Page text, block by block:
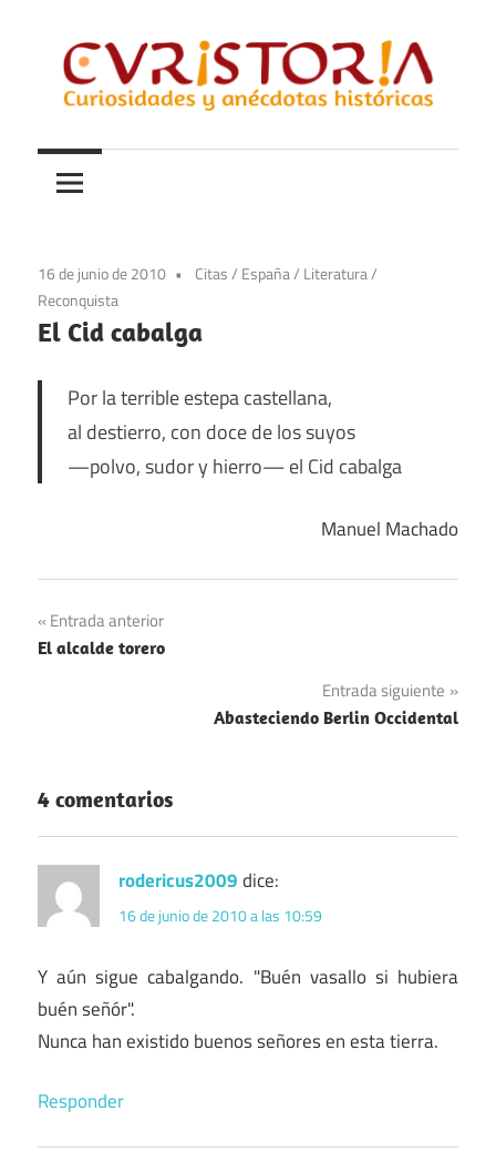
contenido
Curistoria
y
anécdotas
historia
16 de junio de 2010 Citas/ España/ Literatura/
Reconquista
El Cid cabalga
Por la terrible estepa castellana,
al destierro, con doce de los suyos
—polvo, sudor y hierro— el Cid cabalga
Manuel Machado
Navegación
de
Entrada anterior
El alcalde torero
Entrada siguiente
Abasteciendo Berlin Occidental
4 comentarios
rodericus2009dice:
16 de junio de 2010 a las 10:59
Y aún sigue cabalgando. "Buén vasallo si hubiera
buén señór".
Nunca han existido buenos señores en esta tierra.
Responder